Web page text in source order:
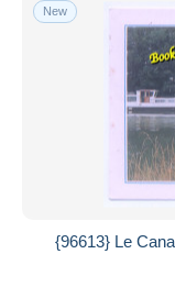
New
{96613} Le